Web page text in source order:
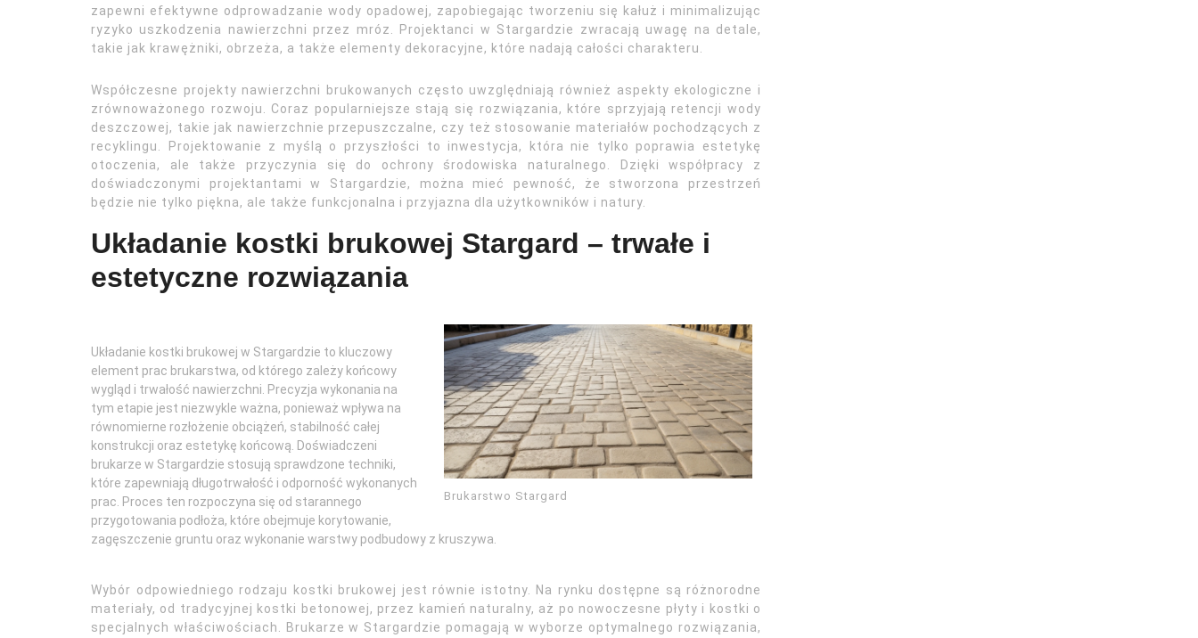
zapewni efektywne odprowadzanie wody opadowej, zapobiegając tworzeniu się kałuż i minimalizując
ryzyko uszkodzenia nawierzchni przez mróz. Projektanci w Stargardzie zwracają uwagę na detale,
takie jak krawężniki, obrzeża, a także elementy dekoracyjne, które nadają całości charakteru.
Współczesne projekty nawierzchni brukowanych często uwzględniają również aspekty ekologiczne i
zrównoważonego rozwoju. Coraz popularniejsze stają się rozwiązania, które sprzyjają retencji wody
deszczowej, takie jak nawierzchnie przepuszczalne, czy też stosowanie materiałów pochodzących z
recyklingu. Projektowanie z myślą o przyszłości to inwestycja, która nie tylko poprawia estetykę
otoczenia, ale także przyczynia się do ochrony środowiska naturalnego. Dzięki współpracy z
doświadczonymi projektantami w Stargardzie, można mieć pewność, że stworzona przestrzeń
będzie nie tylko piękna, ale także funkcjonalna i przyjazna dla użytkowników i natury.
Układanie kostki brukowej Stargard – trwałe i
estetyczne rozwiązania
Brukarstwo Stargard
Układanie kostki brukowej w Stargardzie to kluczowy
element prac brukarstwa, od którego zależy końcowy
wygląd i trwałość nawierzchni. Precyzja wykonania na
tym etapie jest niezwykle ważna, ponieważ wpływa na
równomierne rozłożenie obciążeń, stabilność całej
konstrukcji oraz estetykę końcową. Doświadczeni
brukarze w Stargardzie stosują sprawdzone techniki,
które zapewniają długotrwałość i odporność wykonanych
prac. Proces ten rozpoczyna się od starannego
przygotowania podłoża, które obejmuje korytowanie,
zagęszczenie gruntu oraz wykonanie warstwy podbudowy z kruszywa.
Wybór odpowiedniego rodzaju kostki brukowej jest równie istotny. Na rynku dostępne są różnorodne
materiały, od tradycyjnej kostki betonowej, przez kamień naturalny, aż po nowoczesne płyty i kostki o
specjalnych właściwościach. Brukarze w Stargardzie pomagają w wyborze optymalnego rozwiązania,